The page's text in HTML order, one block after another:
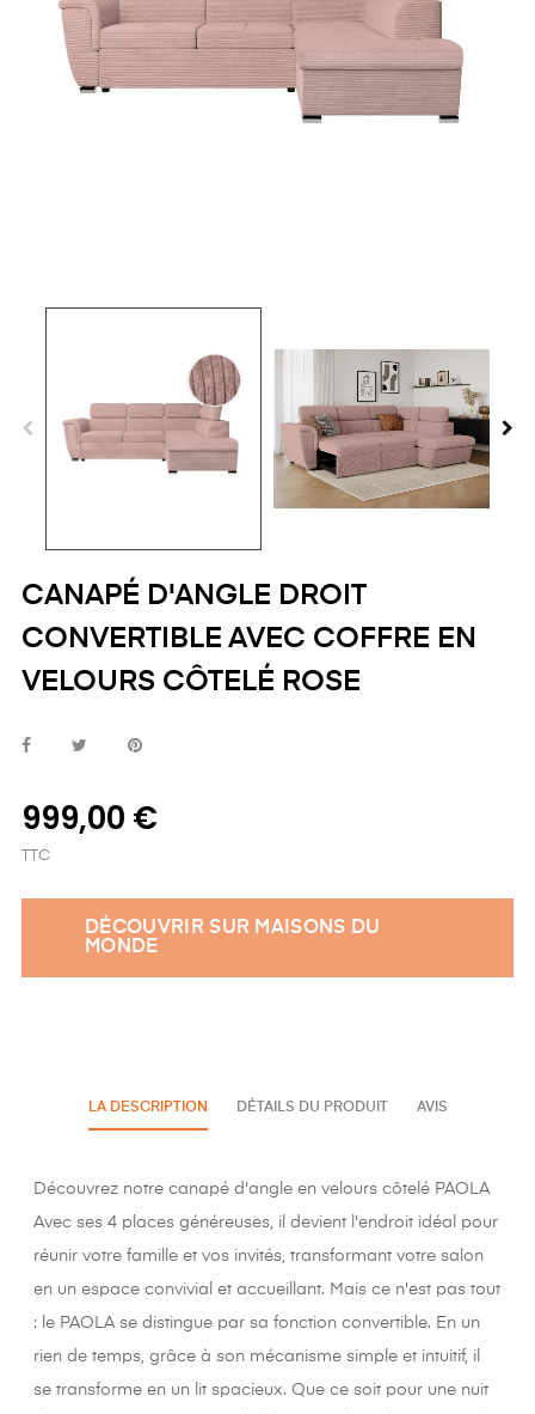
CANAPÉ D'ANGLE DROIT
CONVERTIBLE AVEC COFFRE EN
VELOURS CÔTELÉ ROSE
999,00 €
TTC
DÉCOUVRIR SUR MAISONS DU
MONDE
LA DESCRIPTION DÉTAILS DU PRODUIT AVIS
Découvrez notre canapé d'angle en velours côtelé PAOLA
Avec ses 4 places généreuses, il devient l'endroit idéal pour
réunir votre famille et vos invités, transformant votre salon
en un espace convivial et accueillant. Mais ce n'est pas tout
: le PAOLA se distingue par sa fonction convertible. En un
rien de temps, grâce à son mécanisme simple et intuitif, il
se transforme en un lit spacieux. Que ce soit pour une nuit